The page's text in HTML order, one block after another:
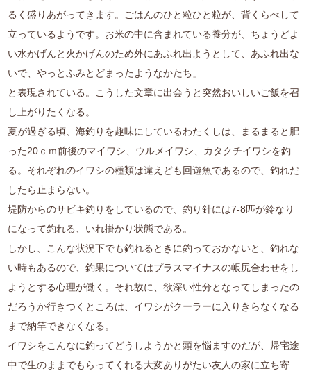
るく盛りあがってきます。ごはんのひと粒ひと粒が、背くらべして
立っているようです。お米の中に含まれている養分が、ちょうどよ
い水かげんと火かげんのため外にあふれ出ようとして、あふれ出な
いで、やっとふみとどまったようなかたち」
と表現されている。こうした文章に出会うと突然おいしいご飯を召
し上がりたくなる。
夏が過ぎる頃、海釣りを趣味にしているわたくしは、まるまると肥
った20ｃｍ前後のマイワシ、ウルメイワシ、カタクチイワシを釣
る。それぞれのイワシの種類は違えども回遊魚であるので、釣れだ
したら止まらない。
堤防からのサビキ釣りをしているので、釣り針には7-8匹が鈴なり
になって釣れる、いれ掛かり状態である。
しかし、こんな状況下でも釣れるときに釣っておかないと、釣れな
い時もあるので、釣果についてはプラスマイナスの帳尻合わせをし
ようとする心理が働く。それ故に、欲深い性分となってしまったの
だろうか行きつくところは、イワシがクーラーに入りきらなくなる
まで納竿できなくなる。
イワシをこんなに釣ってどうしようかと頭を悩ますのだが、帰宅途
中で生のままでもらってくれる大変ありがたい友人の家に立ち寄